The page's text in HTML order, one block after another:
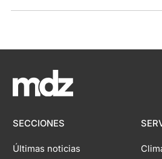
SECCIONES
Últimas noticias